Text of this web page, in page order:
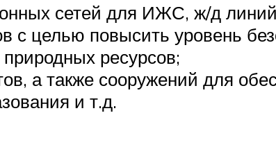
сетей для ИЖС, ж/д
с целью повысить уровень
ресурсов;
а также сооружений для
и т.д.